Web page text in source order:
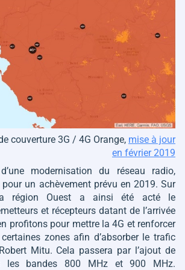
couverture 3G / 4G Orange, mise à jour
en février 2019
modernisation du réseau radio,
un achèvement prévu en 2019. Sur
la région Ouest a ainsi été acté le
et récepteurs datant de l’arrivée
profitons pour mettre la 4G et renforcer
zones afin d’absorber le trafic
Mitu. Cela passera par l’ajout de
les bandes 800 MHz et 900 MHz.